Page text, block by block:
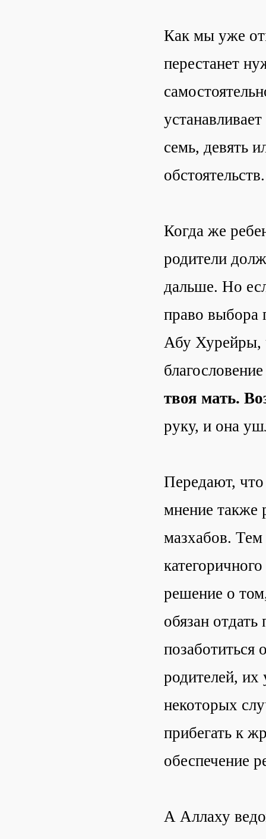
Как мы уже
перестанет
семь, девять
обстоятельств.
Когда же
родители
дальше. Но
право выбора
Абу Хурейры,
твоя мать.
руку, и она
Передают,
мнение также
мазхабов.
решение о
обязан
позаботиться
родителей, их
некоторых
прибегать к
обеспечение
А Аллаху